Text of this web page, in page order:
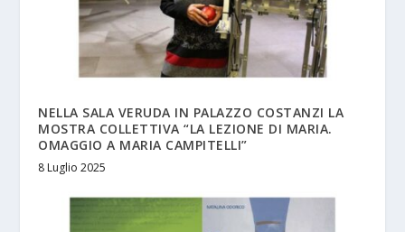
NELLA SALA VERUDA IN PALAZZO COSTANZI LA
MOSTRA COLLETTIVA “LA LEZIONE DI MARIA.
OMAGGIO A MARIA CAMPITELLI”
8 Luglio 2025